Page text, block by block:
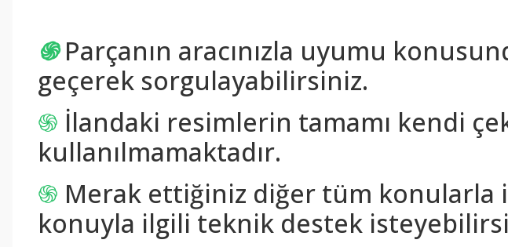
֍ Parçanın aracınızla uyumu
geçerek sorgulayabilirsiniz.
֍ İlandaki resimlerin tamamı kendi
kullanılmamaktadır.
֍ Merak ettiğiniz diğer tüm konularla
konuyla ilgili teknik destek